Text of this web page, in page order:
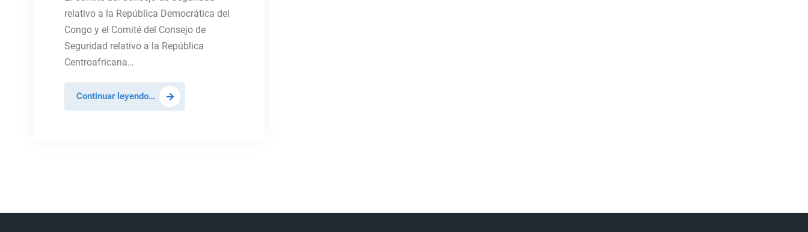
relativo a la República Democrática del
Congo y el Comité del Consejo de
Seguridad relativo a la República
Centroafricana…
Continuar leyendo… Reunión
del
Especial